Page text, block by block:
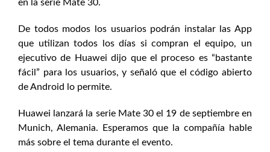
en la serie Mate 30.
De todos modos los usuarios podrán instalar las App
que utilizan todos los días si compran el equipo, un
ejecutivo de Huawei dijo que el proceso es “bastante
fácil” para los usuarios, y señaló que el código abierto
de Android lo permite.
Huawei lanzará la serie Mate 30 el 19 de septiembre en
Munich, Alemania. Esperamos que la compañía hable
más sobre el tema durante el evento.